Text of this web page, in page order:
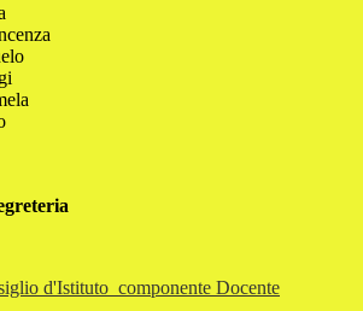
d'Istituto_componente Docente